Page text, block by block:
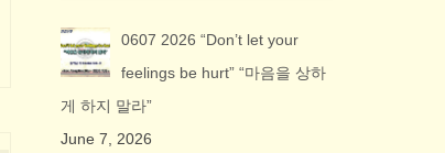
0607 2026 “Don’t let your
feelings be hurt” “마음을 상하
게 하지 말라”
June 7, 2026